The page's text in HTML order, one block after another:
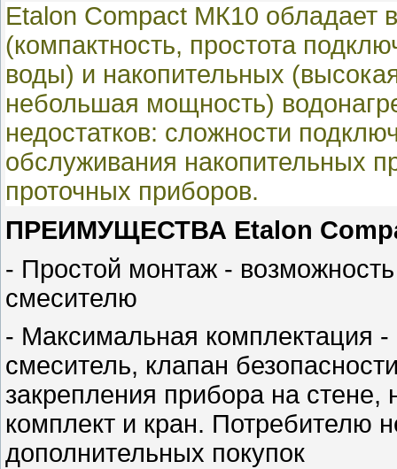
Etalon Compact МК10 обладает
(компактность, простота
воды) и накопительных
небольшая мощность)
недостатков: сложности
обслуживания накопительных
проточных приборов.
ПРЕИМУЩЕСТВА Etalon
- Простой монтаж -
смесителю
- Максимальная комплектация
смеситель, клапан
закрепления прибора на
комплект и кран. Потребителю
дополнительных покупок